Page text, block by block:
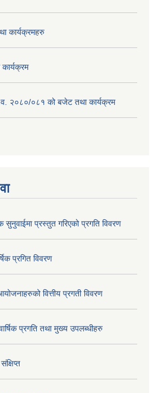
कार्यक्रमहरु
२०८०/०८१ को बजेट तथा कार्यक्रम
सुनुवाईमा प्रस्तुत गरिएको प्रगति विवरण
प्रगित विवरण
वित्तीय प्रगती विवरण
प्रगति तथा मुख्य उपलब्धीहरु